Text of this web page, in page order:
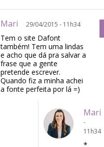
Mari 29/04/2015 - 11h34
Tem o site Dafont
também! Tem uma lindas
e acho que dá pra salvar a
frase que a gente
pretende escrever.
Quando fiz a minha achei
a fonte perfeita por lá =)
Mari
-
11h34
*